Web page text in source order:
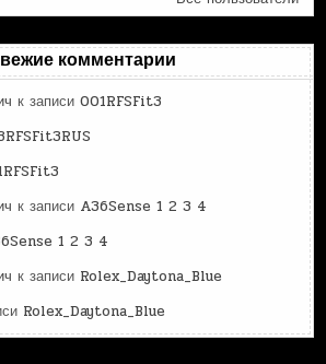
комментарии
к записи001RFSFit3
к записи A36Sense 1 2 3 4
1 2 3 4
к записи Rolex_Daytona_Blue
Rolex_Daytona_Blue